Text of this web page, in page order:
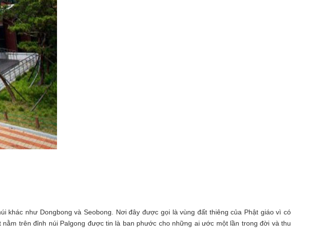
như Dongbong và Seobong. Nơi đây được gọi là vùng đất thiêng của Phật giáo vì có
trên đỉnh núi Palgong được tin là ban phước cho những ai ước một lần trong đời và thu